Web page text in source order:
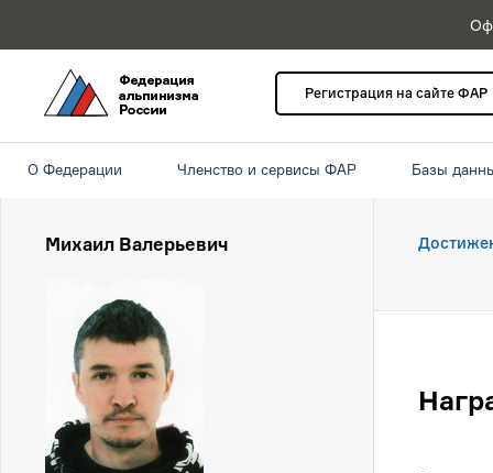
Регистрация на сайте ФАР
О Федерации Членство и сервисы ФАР Базы
Михаил Валерьевич